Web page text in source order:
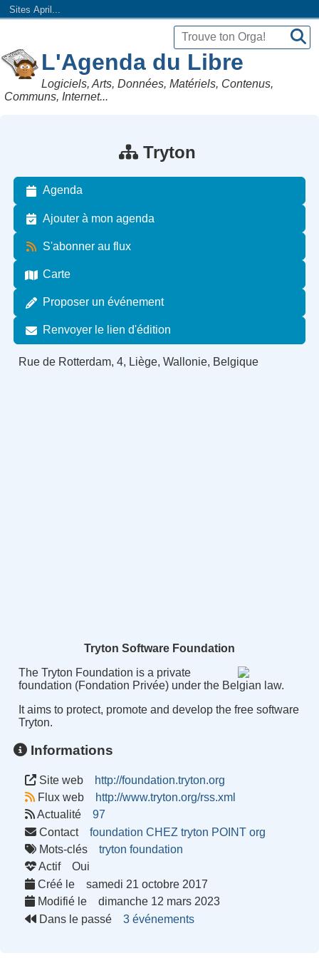
Sites April...
L'Agenda du Libre
Logiciels, Arts, Données, Matériels, Contenus,
Communs, Internet...
Tryton
Agenda
Ajouter à mon agenda
S'abonner au flux
Carte
Proposer un événement
Renvoyer le lien d'édition
Rue de Rotterdam, 4, Liège, Wallonie, Belgique
Tryton Software Foundation
The Tryton Foundation is a private
foundation (Fondation Privée) under the Belgian law.
It aims to protect, promote and develop the free software
Tryton.
Informations
Site web
http://foundation.tryton.org
Flux web
http://www.tryton.org/rss.xml
Actualité
97
Contact
foundation CHEZ tryton POINT org
Mots-clés
tryton foundation
Actif
Oui
Créé le
samedi 21 octobre 2017
Modifié le
dimanche 12 mars 2023
Dans le passé
3 événements